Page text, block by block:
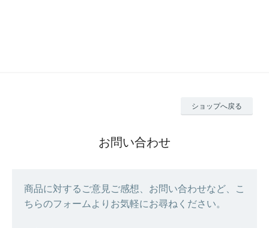
ショップへ戻る
お問い合わせ
商品に対するご意見ご感想、お問い合わせなど、こ
ちらのフォームよりお気軽にお尋ねください。